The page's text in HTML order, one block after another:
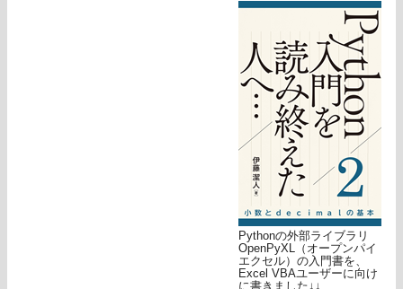
Pythonの外部ライブラリ
OpenPyXL（オープンパイ
エクセル）の入門書を、
Excel VBAユーザーに向け
に書きました↓↓